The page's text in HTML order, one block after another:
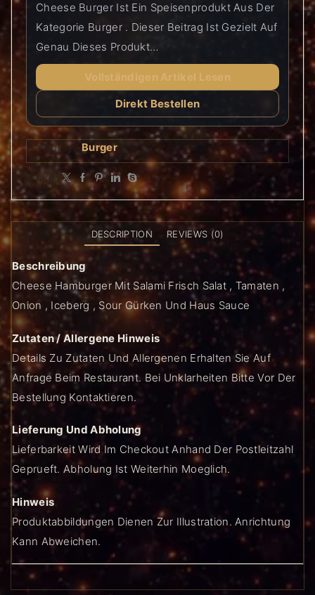
Cheese Burger Ist Ein Speisenprodukt Aus Der
Kategorie Burger . Dieser Beitrag Ist Gezielt Auf
Genau Dieses Produkt…
Vollständigen Artikel Lesen
Direkt Bestellen
Category: Burger
Share:
DESCRIPTION REVIEWS (0)
Beschreibung
Cheese Hamburger Mit Salami Frisch Salat , Tamaten ,
Onion , Iceberg , Sour Gürken Und Haus Sauce
Zutaten / Allergene Hinweis
Details Zu Zutaten Und Allergenen Erhalten Sie Auf
Anfrage Beim Restaurant. Bei Unklarheiten Bitte Vor Der
Bestellung Kontaktieren.
Lieferung Und Abholung
Lieferbarkeit Wird Im Checkout Anhand Der Postleitzahl
Geprueft. Abholung Ist Weiterhin Moeglich.
Hinweis
Produktabbildungen Dienen Zur Illustration. Anrichtung
Kann Abweichen.